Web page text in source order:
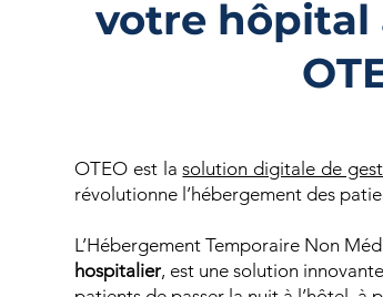
votre hôpital
OTEO est lasolution digitale de
révolutionne l’hébergement des
​L’Hébergement Temporaire Non
hospitalier, est une solution